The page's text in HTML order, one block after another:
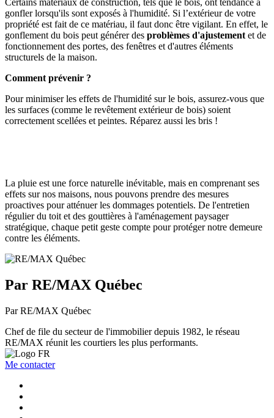
Certains matériaux de construction, tels que le bois, ont tendance à
gonfler lorsqu'ils sont exposés à l'humidité. Si l’extérieur de votre
propriété est fait de ce matériau, il faut donc être vigilant. En effet, le
gonflement du bois peut générer des problèmes d'ajustement et de
fonctionnement des portes, des fenêtres et d'autres éléments
structurels de la maison.
Comment prévenir ?
Pour minimiser les effets de l'humidité sur le bois, assurez-vous que
les surfaces (comme le revêtement extérieur de bois) soient
correctement scellées et peintes. Réparez aussi les bris !
La pluie est une force naturelle inévitable, mais en comprenant ses
effets sur nos maisons, nous pouvons prendre des mesures
proactives pour atténuer les dommages potentiels. De l'entretien
régulier du toit et des gouttières à l'aménagement paysager
stratégique, chaque petit geste compte pour protéger notre demeure
contre les éléments.
Par RE/MAX Québec
Par RE/MAX Québec
Chef de file du secteur de l'immobilier depuis 1982, le réseau
RE/MAX réunit les courtiers les plus performants.
Me contacter